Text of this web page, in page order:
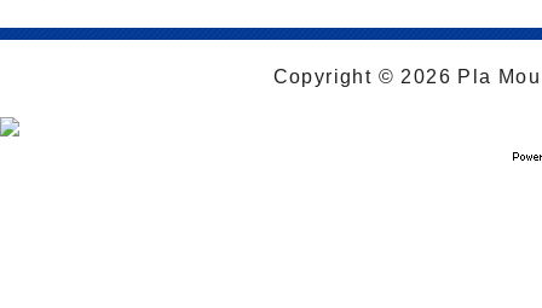
Copyright © 2026 Pla